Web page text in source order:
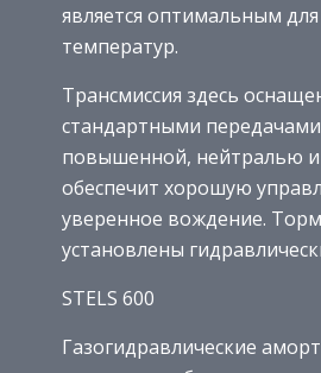
является оптимальным
температур.
Трансмиссия здесь
стандартными
повышенной, нейтралью и
обеспечит хорошую
уверенное вождение.
установлены
STELS 600
Газогидравлические